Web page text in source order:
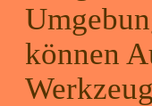
können